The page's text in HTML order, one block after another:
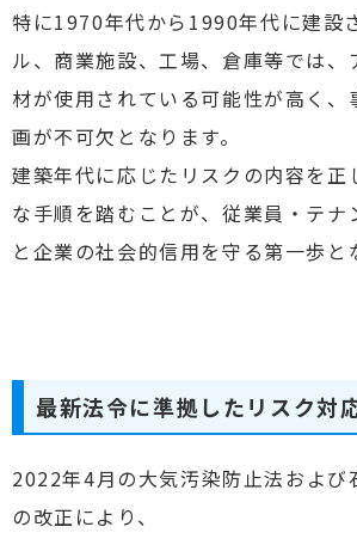
特に1970年代から1990年代に建設
ル、商業施設、工場、倉庫等では、
材が使用されている可能性が高く、
画が不可欠となります。
建築年代に応じたリスクの内容を正
な手順を踏むことが、従業員・テナ
と企業の社会的信用を守る第一歩と
最新法令に準拠したリスク対
2022年4月の大気汚染防止法および
の改正により、